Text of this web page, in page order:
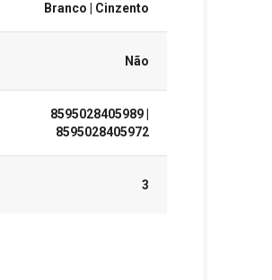
Branco | Cinzento
Não
8595028405989|
8595028405972
3